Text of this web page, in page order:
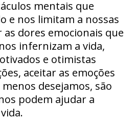
mentais que
e nos limitam a nossas
dores emocionais que
infernizam a vida,
e otimistas
aceitar as emoções
desejamos, são
podem ajudar a